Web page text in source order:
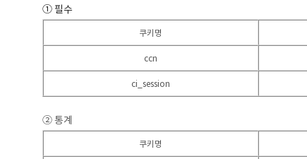
① 필수
쿠키명
ccn
ci_session
② 통계
쿠키명